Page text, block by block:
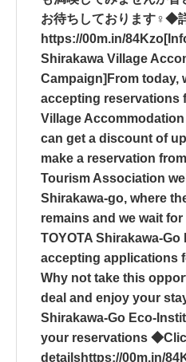
お待ちしております‍♀️◆
https://00m.in/
Shirakawa Village
Campaign]From today,
accepting reservations
Village
can get a discount of
make a reservation
Tourism Association
Shirakawa-go, where
remains and we wait
TOYOTA Shirakawa-
accepting applications
Why not take this
deal and enjoy your
Shirakawa-Go Eco-
your reservations
detailshttps://00m.in/